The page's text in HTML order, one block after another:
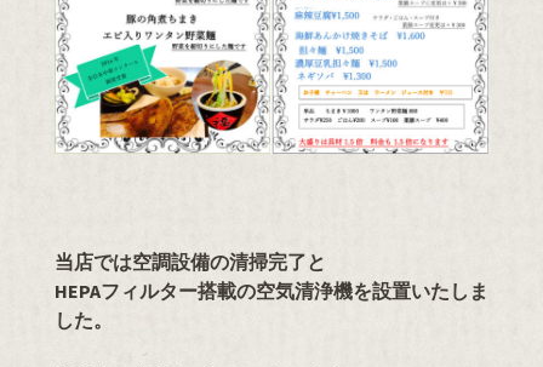
当店では空調設備の清掃完了と
HEPAフィルター搭載の空気清浄機を設置いたしま
した。